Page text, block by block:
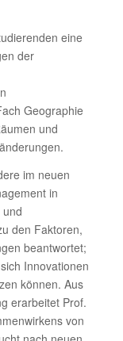
eine
der
Geographie
und
im neuen
in
den Faktoren,
beantwortet;
Innovationen
können. Aus
erarbeitet Prof.
von